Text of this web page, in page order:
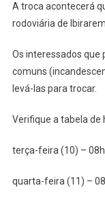
A troca acontecerá
rodoviária de
Os interessados que
comuns
levá-las para trocar.
Verifique a tabela de
terça-feira (10) –
quarta-feira (11) –